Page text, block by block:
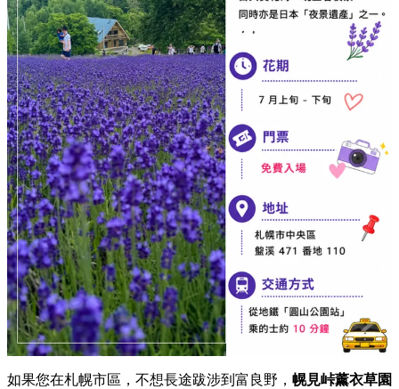
如果您在札幌市區， 不想長途跋涉到富良野， 幌見峠薰衣草園